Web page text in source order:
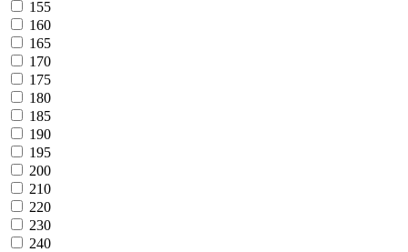
155
160
165
170
175
180
185
190
195
200
210
220
230
240